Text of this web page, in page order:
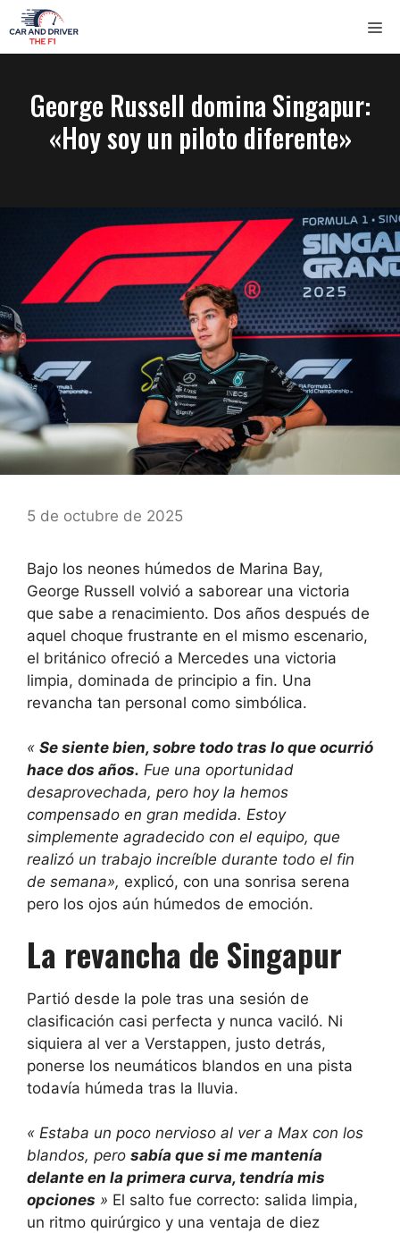
Saltar
al
contenido
George Russell domina Singapur:
«Hoy soy un piloto diferente»
5 de octubre de 2025
Bajo los neones húmedos de Marina Bay,
George Russell volvió a saborear una victoria
que sabe a renacimiento. Dos años después de
aquel choque frustrante en el mismo escenario,
el británico ofreció a Mercedes una victoria
limpia, dominada de principio a fin. Una
revancha tan personal como simbólica.
« Se siente bien, sobre todo tras lo que ocurrió
hace dos años. Fue una oportunidad
desaprovechada, pero hoy la hemos
compensado en gran medida. Estoy
simplemente agradecido con el equipo, que
realizó un trabajo increíble durante todo el fin
de semana», explicó, con una sonrisa serena
pero los ojos aún húmedos de emoción.
La revancha de Singapur
Partió desde la pole tras una sesión de
clasificación casi perfecta y nunca vaciló. Ni
siquiera al ver a Verstappen, justo detrás,
ponerse los neumáticos blandos en una pista
todavía húmeda tras la lluvia.
« Estaba un poco nervioso al ver a Max con los
blandos, pero sabía que si me mantenía
delante en la primera curva, tendría mis
opciones » El salto fue correcto: salida limpia,
un ritmo quirúrgico y una ventaja de diez